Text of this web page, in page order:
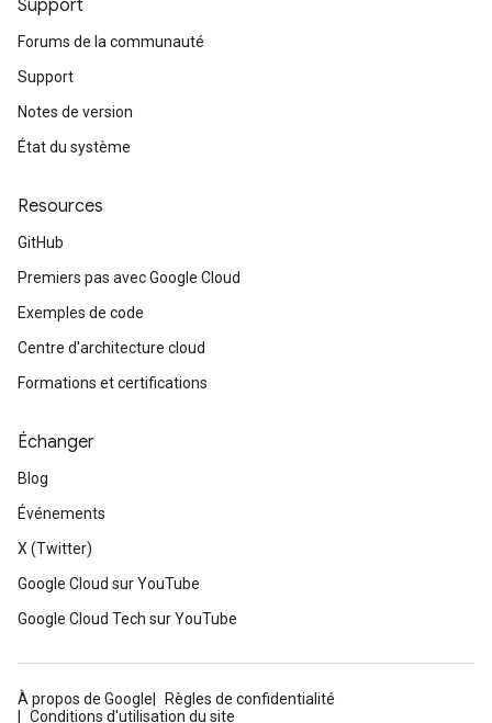
Support
Forums de la communauté
Support
Notes de version
État du système
Resources
GitHub
Premiers pas avec Google Cloud
Exemples de code
Centre d'architecture cloud
Formations et certifications
Échanger
Blog
Événements
X (Twitter)
Google Cloud sur YouTube
Google Cloud Tech sur YouTube
À propos de Google
Règles de confidentialité
Conditions d'utilisation du site